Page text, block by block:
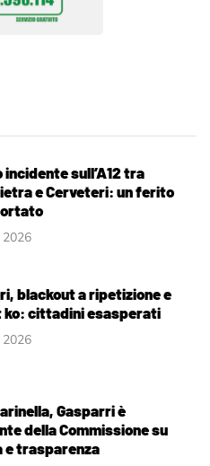
incidente sull’A12 tra
e Cerveteri: un ferito
blackout a ripetizione e
ko: cittadini esasperati
Gasparri è
della Commissione su
e trasparenza